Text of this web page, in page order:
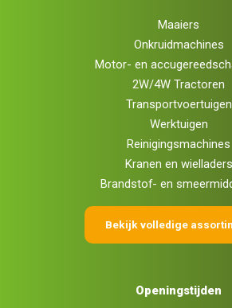
Maaiers
Onkruidmachines
Motor- en
2W/4W Tractoren
Transportvoertuigen
Werktuigen
Reinigingsmachines
Kranen en wielladers
Brandstof- en
Bekijk volledige
Openingstijden